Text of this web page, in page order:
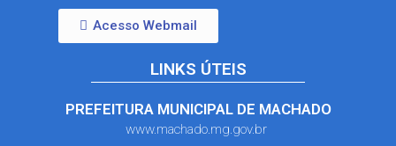
Acesso Webmail
LINKS ÚTEIS
PREFEITURA MUNICIPAL DE MACHADO
www.machado.mg.gov.br